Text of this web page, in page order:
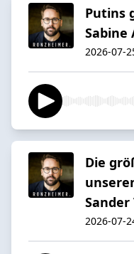
Putins
Sabine
2026-07-
Die
Sander
2026-07-